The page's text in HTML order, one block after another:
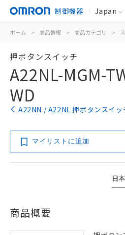
制御機器 Japan
ホーム > 商品情報 > 商品カテゴリ >
押ボタンスイッチ
A22NL-MGM-
WD
A22NN / A22NL 押ボタンスイッ
マイリストに追加
日
商品概要